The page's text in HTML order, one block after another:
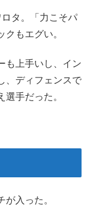
タ。「力こそパ
もエグい。
も上手いし、イン
、ディフェンスで
手だった。
入った。